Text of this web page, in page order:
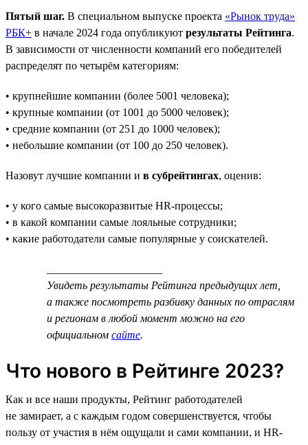
Пятый шаг. В специальном выпуске проекта «Рынок труда»
РБК+ в начале 2024 года опубликуют результаты Рейтинга.
В зависимости от численности компаний его победителей
распределят по четырём категориям:
• крупнейшие компании (более 5001 человека);
• крупные компании (от 1001 до 5000 человек);
• средние компании (от 251 до 1000 человек);
• небольшие компании (от 100 до 250 человек).
Назовут лучшие компании и в субрейтингах, оценив:
• у кого самые высокоразвитые HR-процессы;
• в какой компании самые лояльные сотрудники;
• какие работодатели самые популярные у соискателей.
Увидеть результаты Рейтинга предыдущих лет,
а также посмотреть разбивку данных по отраслям
и регионам в любой момент можно на его
официальном сайте.
Что нового в Рейтинге 2023?
Как и все наши продукты, Рейтинг работодателей
не замирает, а с каждым годом совершенствуется, чтобы
пользу от участия в нём ощущали и сами компании, и HR-